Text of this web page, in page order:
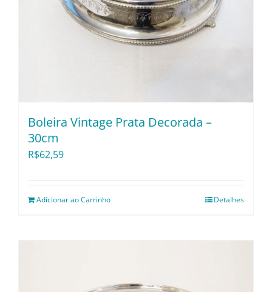
Boleira Vintage Prata Decorada –
30cm
R$62,59
Adicionar ao Carrinho Detalhes